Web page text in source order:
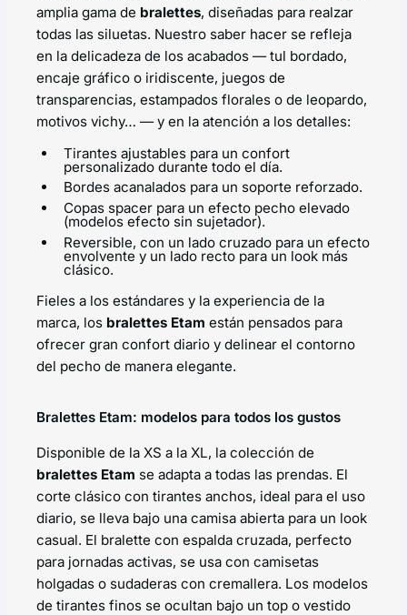
amplia gama de bralettes, diseñadas para realzar
todas las siluetas. Nuestro saber hacer se refleja
en la delicadeza de los acabados — tul bordado,
encaje gráfico o iridiscente, juegos de
transparencias, estampados florales o de leopardo,
motivos vichy… — y en la atención a los detalles:
Tirantes ajustables para un confort
personalizado durante todo el día.
Bordes acanalados para un soporte reforzado.
Copas spacer para un efecto pecho elevado
(modelos efecto sin sujetador).
Reversible, con un lado cruzado para un efecto
envolvente y un lado recto para un look más
clásico.
Fieles a los estándares y la experiencia de la
marca, los bralettes Etam están pensados para
ofrecer gran confort diario y delinear el contorno
del pecho de manera elegante.
Bralettes Etam: modelos para todos los gustos
Disponible de la XS a la XL, la colección de
bralettes Etam se adapta a todas las prendas. El
corte clásico con tirantes anchos, ideal para el uso
diario, se lleva bajo una camisa abierta para un look
casual. El bralette con espalda cruzada, perfecto
para jornadas activas, se usa con camisetas
holgadas o sudaderas con cremallera. Los modelos
de tirantes finos se ocultan bajo un top o vestido